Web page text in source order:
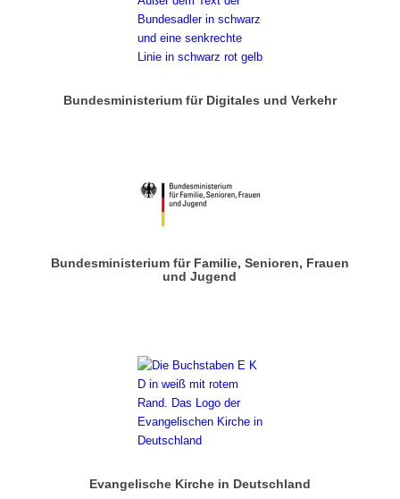
Bundesministerium für Digitales und Verkehr
Bundesministerium für Familie, Senioren, Frauen
und Jugend
Evangelische Kirche in Deutschland